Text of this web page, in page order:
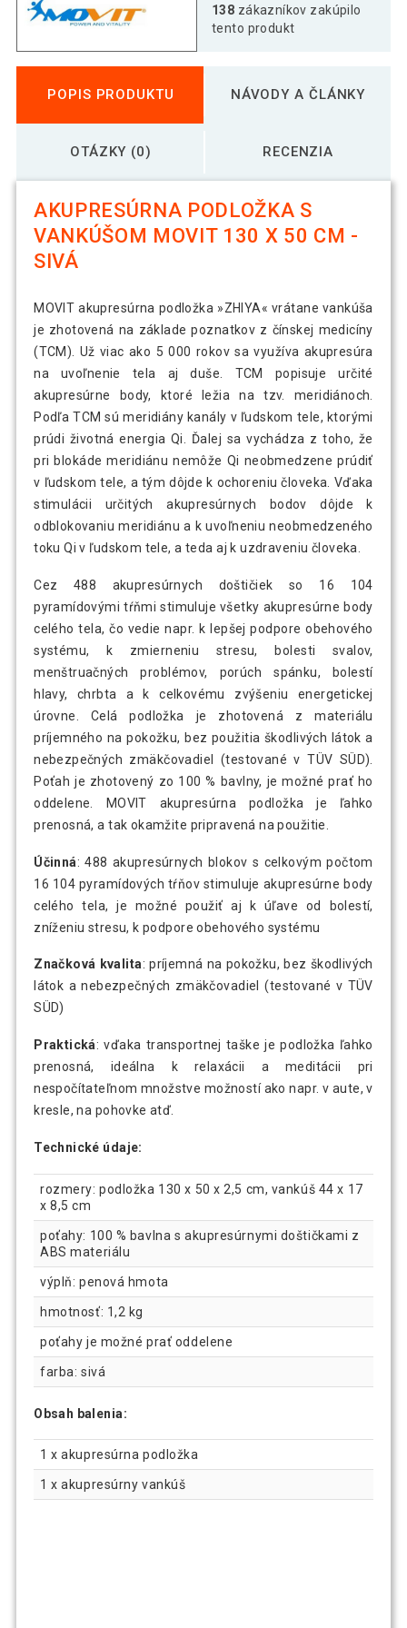
Akupresúrna podložka s vankúšom
MOVIT 130 x 50 cm - ružová
80,59 €
MOVIT 130 x 50 cm - tyrkysová
82,69 €
Akupresúrna podložka s vankúšom
138 zákazníkov zakúpilo
tento produkt
POPIS PRODUKTU NÁVODY A ČLÁNKY
OTÁZKY (0) RECENZIA
AKUPRESÚRNA PODLOŽKA S
VANKÚŠOM MOVIT 130 X 50 CM -
SIVÁ
MOVIT akupresúrna podložka »ZHIYA« vrátane vankúša
je zhotovená na základe poznatkov z čínskej medicíny
(TCM). Už viac ako 5 000 rokov sa využíva akupresúra
na uvoľnenie tela aj duše. TCM popisuje určité
akupresúrne body, ktoré ležia na tzv. meridiánoch.
Podľa TCM sú meridiány kanály v ľudskom tele, ktorými
prúdi životná energia Qi. Ďalej sa vychádza z toho, že
pri blokáde meridiánu nemôže Qi neobmedzene prúdiť
v ľudskom tele, a tým dôjde k ochoreniu človeka. Vďaka
stimulácii určitých akupresúrnych bodov dôjde k
odblokovaniu meridiánu a k uvoľneniu neobmedzeného
toku Qi v ľudskom tele, a teda aj k uzdraveniu človeka.
Cez 488 akupresúrnych doštičiek so 16 104
pyramídovými tŕňmi stimuluje všetky akupresúrne body
celého tela, čo vedie napr. k lepšej podpore obehového
systému, k zmierneniu stresu, bolesti svalov,
menštruačných problémov, porúch spánku, bolestí
hlavy, chrbta a k celkovému zvýšeniu energetickej
úrovne. Celá podložka je zhotovená z materiálu
príjemného na pokožku, bez použitia škodlivých látok a
nebezpečných zmäkčovadiel (testované v TÜV SÜD).
Poťah je zhotovený zo 100 % bavlny, je možné prať ho
oddelene. MOVIT akupresúrna podložka je ľahko
prenosná, a tak okamžite pripravená na použitie.
Účinná: 488 akupresúrnych blokov s celkovým počtom
16 104 pyramídových tŕňov stimuluje akupresúrne body
celého tela, je možné použiť aj k úľave od bolestí,
zníženiu stresu, k podpore obehového systému
Značková kvalita: príjemná na pokožku, bez škodlivých
látok a nebezpečných zmäkčovadiel (testované v TÜV
SÜD)
Praktická: vďaka transportnej taške je podložka ľahko
prenosná, ideálna k relaxácii a meditácii pri
nespočítateľnom množstve možností ako napr. v aute, v
kresle, na pohovke atď.
Technické údaje:
rozmery: podložka 130 x 50 x 2,5 cm, vankúš 44 x 17
x 8,5 cm
poťahy: 100 % bavlna s akupresúrnymi doštičkami z
ABS materiálu
výplň: penová hmota
hmotnosť: 1,2 kg
poťahy je možné prať oddelene
farba: sivá
Obsah balenia:
1 x akupresúrna podložka
1 x akupresúrny vankúš